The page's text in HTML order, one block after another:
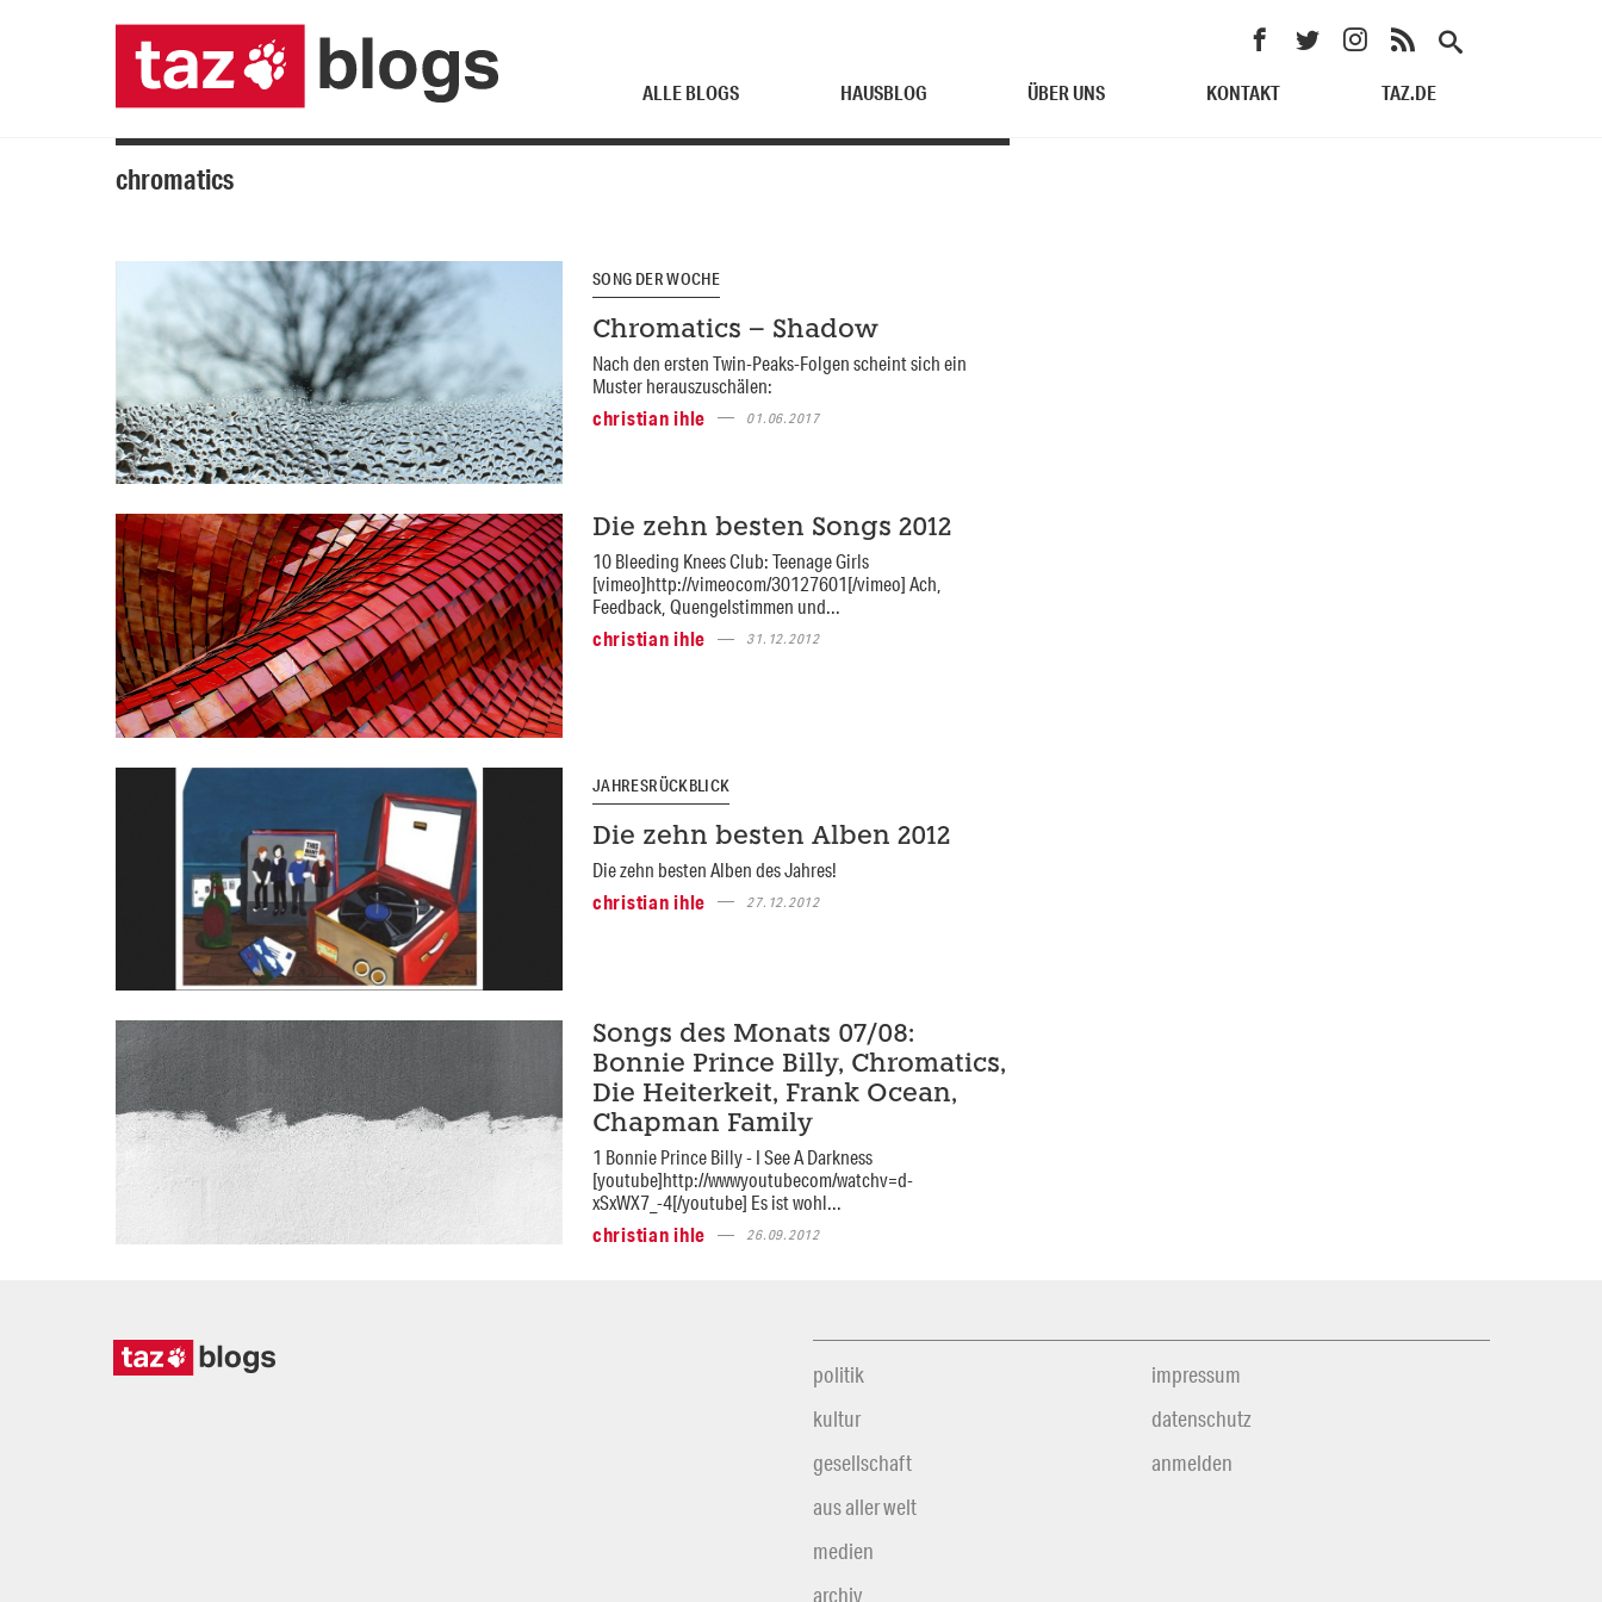
ALLE BLOGS HAUSBLOG ÜBER UNS KONTAKT TAZ.DE
chromatics
SONG DER WOCHE
Chromatics – Shadow
Nach den ersten Twin-Peaks-Folgen scheint sich ein
Muster herauszuschälen:
christian ihle
01.06.2017
Die zehn besten Songs 2012
10 Bleeding Knees Club: Teenage Girls
[vimeo]http://vimeocom/30127601[/vimeo] Ach,
Feedback, Quengelstimmen und...
christian ihle
31.12.2012
JAHRESRÜCKBLICK
Die zehn besten Alben 2012
Die zehn besten Alben des Jahres!
christian ihle
27.12.2012
Songs des Monats 07/08:
Bonnie Prince Billy, Chromatics,
Die Heiterkeit, Frank Ocean,
Chapman Family
1 Bonnie Prince Billy - I See A Darkness
[youtube]http://wwwyoutubecom/watchv=d-
xSxWX7_-4[/youtube] Es ist wohl...
christian ihle
26.09.2012
politik
kultur
gesellschaft
aus aller welt
medien
archiv
impressum
datenschutz
anmelden